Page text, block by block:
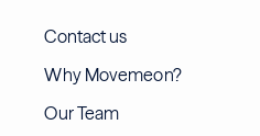
Contact us
Why Movemeon?
Our Team